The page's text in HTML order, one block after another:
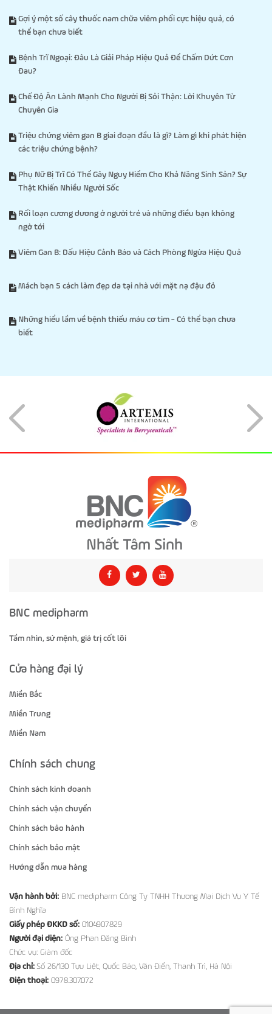
Gợi ý một số cây thuốc nam chữa viêm phổi cực hiệu quả, có
thể bạn chưa biết
Bệnh Trĩ Ngoại: Đâu Là Giải Pháp Hiệu Quả Để Chấm Dứt Cơn
Đau?
Chế Độ Ăn Lành Mạnh Cho Người Bị Sỏi Thận: Lời Khuyên Từ
Chuyên Gia
Triệu chứng viêm gan B giai đoạn đầu là gì? Làm gì khi phát hiện
các triệu chứng bệnh?
Phụ Nữ Bị Trĩ Có Thể Gây Nguy Hiểm Cho Khả Năng Sinh Sản? Sự
Thật Khiến Nhiều Người Sốc
Rối loạn cương dương ở người trẻ và những điều bạn không
ngờ tới
Viêm Gan B: Dấu Hiệu Cảnh Báo và Cách Phòng Ngừa Hiệu Quả
Mách bạn 5 cách làm đẹp da tại nhà với mặt nạ đậu đỏ
Những hiểu lầm về bệnh thiếu máu cơ tim - Có thể bạn chưa
biết
BNC medipharm
Tầm nhìn, sứ mệnh, giá trị cốt lõi
Cửa hàng đại lý
Miền Bắc
Miền Trung
Miền Nam
Chính sách chung
Chính sách kinh doanh
Chính sách vận chuyển
Chính sách bảo hành
Chính sách bảo mật
Hướng dẫn mua hàng
Vận hành bởi: BNC medipharm Công Ty TNHH Thương Mại Dịch Vụ Y Tế
Bình Nghĩa
Giấy phép ĐKKD số: 0104907829
Người đại diện: Ông Phan Đăng Bình
Chức vụ: Giám đốc
Địa chỉ: Số 26/130 Tựu Liệt, Quốc Bảo, Văn Điển, Thanh Trì, Hà Nội
Điện thoại: 0978.307.072